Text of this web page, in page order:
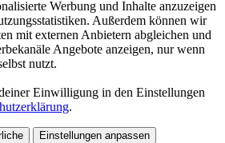
Werbung und Inhalte anzuzeigen
Außerdem können wir
mit externen Anbietern abgleichen und
Angebote anzeigen, nur wenn
nutzt.
Einwilligung in den Einstellungen
.
Einstellungen anpassen